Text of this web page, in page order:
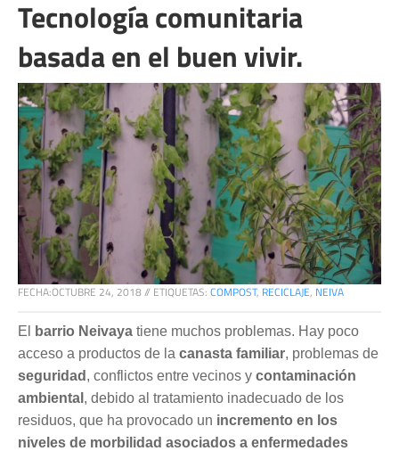
Tecnología comunitaria
basada en el buen vivir.
FECHA:OCTUBRE 24, 2018// ETIQUETAS: COMPOST, RECICLAJE, NEIVA
El barrio Neivaya tiene muchos problemas. Hay poco
acceso a productos de la canasta familiar
seguridad , conflictos entre vecinos y contaminación
ambiental , debido al tratamiento inadecuado de los
residuos, que ha provocado un incremento en los
niveles de morbilidad asociados a enfermedades